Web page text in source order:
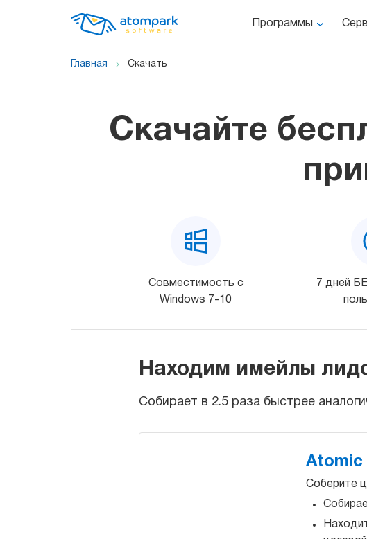
Программы
Главная Скачать
Cкачайте
Совместимость с
Windows 7-10
7 дней
Находим имейлы
Собирает в 2.5 раза быстрее
Atomic
Соберите